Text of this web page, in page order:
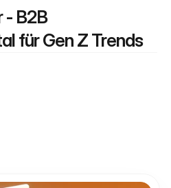
- B2B
für Gen Z Trends